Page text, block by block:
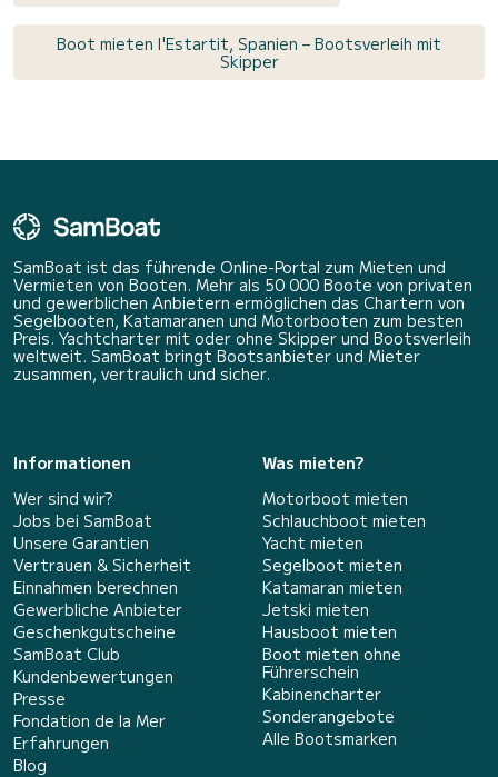
Boot mieten l'Estartit, Spanien – Bootsverleih mit
Skipper
SamBoat ist das führende Online-Portal zum Mieten und
Vermieten von Booten. Mehr als 50 000 Boote von privaten
und gewerblichen Anbietern ermöglichen das Chartern von
Segelbooten, Katamaranen und Motorbooten zum besten
Preis. Yachtcharter mit oder ohne Skipper und Bootsverleih
weltweit. SamBoat bringt Bootsanbieter und Mieter
zusammen, vertraulich und sicher.
Informationen
Wer sind wir?
Jobs bei SamBoat
Unsere Garantien
Vertrauen & Sicherheit
Einnahmen berechnen
Gewerbliche Anbieter
Geschenkgutscheine
SamBoat Club
Kundenbewertungen
Presse
Fondation de la Mer
Erfahrungen
Blog
Was mieten?
Motorboot mieten
Schlauchboot mieten
Yacht mieten
Segelboot mieten
Katamaran mieten
Jetski mieten
Hausboot mieten
Boot mieten ohne
Führerschein
Kabinencharter
Sonderangebote
Alle Bootsmarken